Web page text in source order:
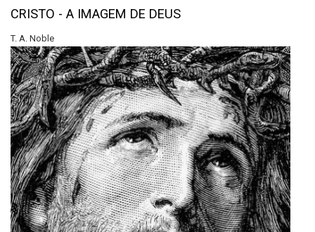
CRISTO - A IMAGEM DE DEUS
T. A. Noble